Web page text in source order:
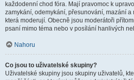
každodenní chod fóra. Mají pravomoc k
zamykání, odemykání, přesunování, mazání a
která moderují. Obecně jsou moderátoři
psaní mimo téma nebo v posílání hanlivých
Nahoru
Co jsou to uživatelské skupiny?
Uživatelské skupiny jsou skupiny uživatelů,